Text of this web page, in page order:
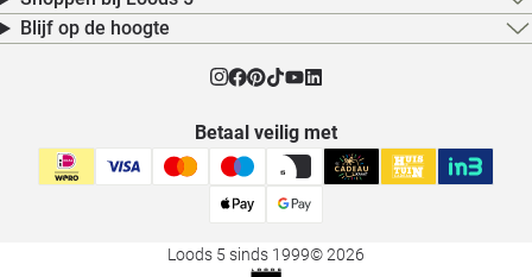
Blijf op de hoogte
Betaal veilig met
Loods 5 sinds 1999© 2026